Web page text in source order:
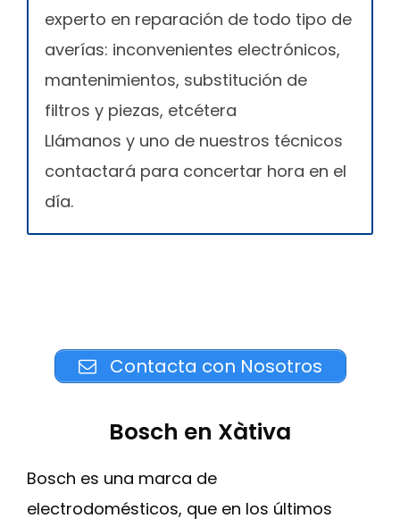
experto en reparación de todo tipo de
averías: inconvenientes electrónicos,
mantenimientos, substitución de
filtros y piezas, etcétera
Llámanos y uno de nuestros técnicos
contactará para concertar hora en el
día.
Contacta con Nosotros
Bosch en Xàtiva
Bosch es una marca de
electrodomésticos, que en los últimos